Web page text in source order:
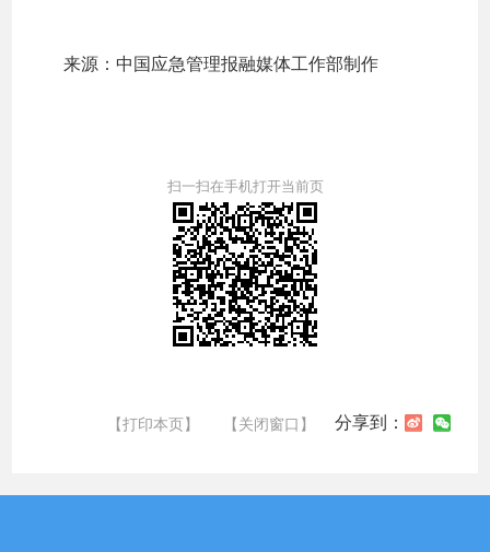
来源：中国应急管理报融媒体工作部制作
扫一扫在手机打开当前页
【打印本页】 【关闭窗口】 分享到：